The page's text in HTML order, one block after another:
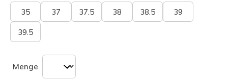
35 37 37.5 38 38.5 39
39.5
Menge